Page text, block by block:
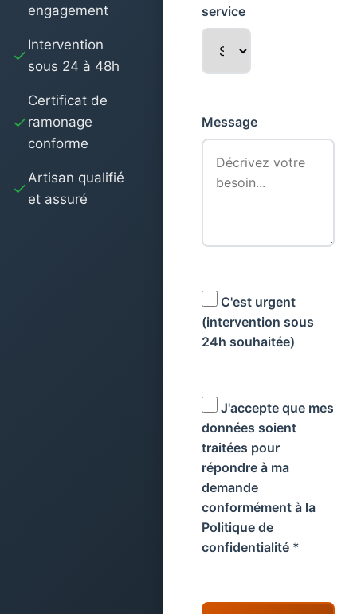
engagement
Intervention
sous 24 à 48h
Certificat de
ramonage
conforme
Artisan qualifié
et assuré
service
Message
C'est urgent
(intervention sous
24h souhaitée)
J'accepte que mes
données soient
traitées pour
répondre à ma
demande
conformément à la
Politique de
confidentialité *